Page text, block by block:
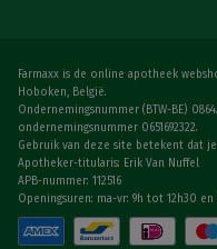
Farmaxx is de online apotheek
Hoboken, België.
Ondernemingsnummer (BTW-BE)
ondernemingsnummer 0651692322.
Gebruik van deze site betekent dat
Apotheker-titularis: Erik Van Nuffel
APB-nummer: 112516
Openingsuren: ma-vr: 9h tot 12h30 en